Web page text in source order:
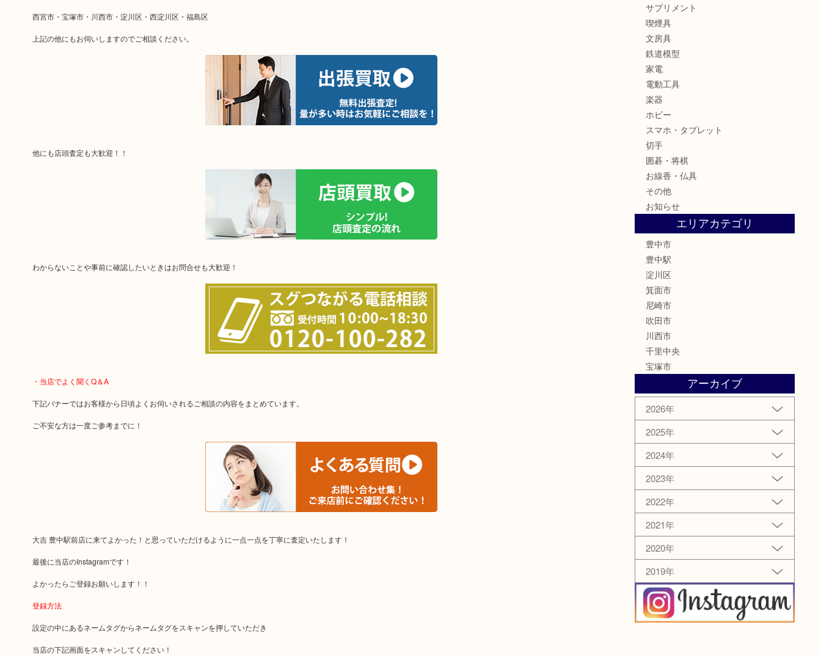
西宮市・宝塚市・川西市・淀川区・西淀川区・福島区
上記の他にもお伺いしますのでご相談ください。
他にも店頭査定も大歓迎！！
わからないことや事前に確認したいときはお問合せも大歓迎！
・当店でよく聞くQ＆A
下記バナーではお客様から日頃よくお伺いされるご相談の内容をまとめています。
ご不安な方は一度ご参考までに！
大吉 豊中駅前店に来てよかった！と思っていただけるように一点一点を丁寧に査定いたします！
最後に当店のInstagramです！
よかったらご登録お願いします！！
登録方法
設定の中にあるネームタグからネームタグをスキャンを押していただき
当店の下記画面をスキャンしてください！
サプリメント
喫煙具
文房具
鉄道模型
家電
電動工具
楽器
ホビー
スマホ・タブレット
切手
囲碁・将棋
お線香・仏具
その他
お知らせ
エリアカテゴリ
豊中市
豊中駅
淀川区
箕面市
尼崎市
吹田市
川西市
千里中央
宝塚市
アーカイブ
2026年
2025年
2024年
2023年
2022年
2021年
2020年
2019年